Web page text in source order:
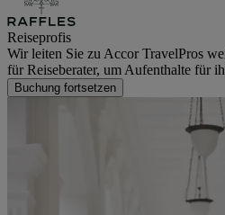
Reiseprofis
Wir leiten Sie zu Accor TravelPros
für Reiseberater, um Aufenthalte für
Buchung fortsetzen